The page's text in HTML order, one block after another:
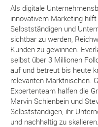
Als digitale
innovativem Marketing
Selbstständigen und
sichtbar zu werden,
Kunden zu gewinnen.
selbst über 3 Millionen
auf und betreut bis heute
relevanten Marktnischen.
Expertenteam halfen die
Marvin Schienbein und
Selbstständigen, ihr
und nachhaltig zu skalieren.